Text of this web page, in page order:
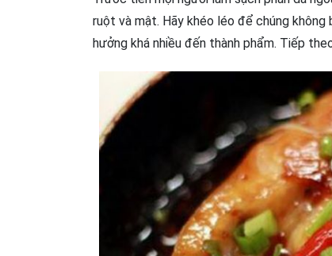
ruột và mật. Hãy khéo léo để chúng không
hưởng khá nhiều đến thành phẩm. Tiếp